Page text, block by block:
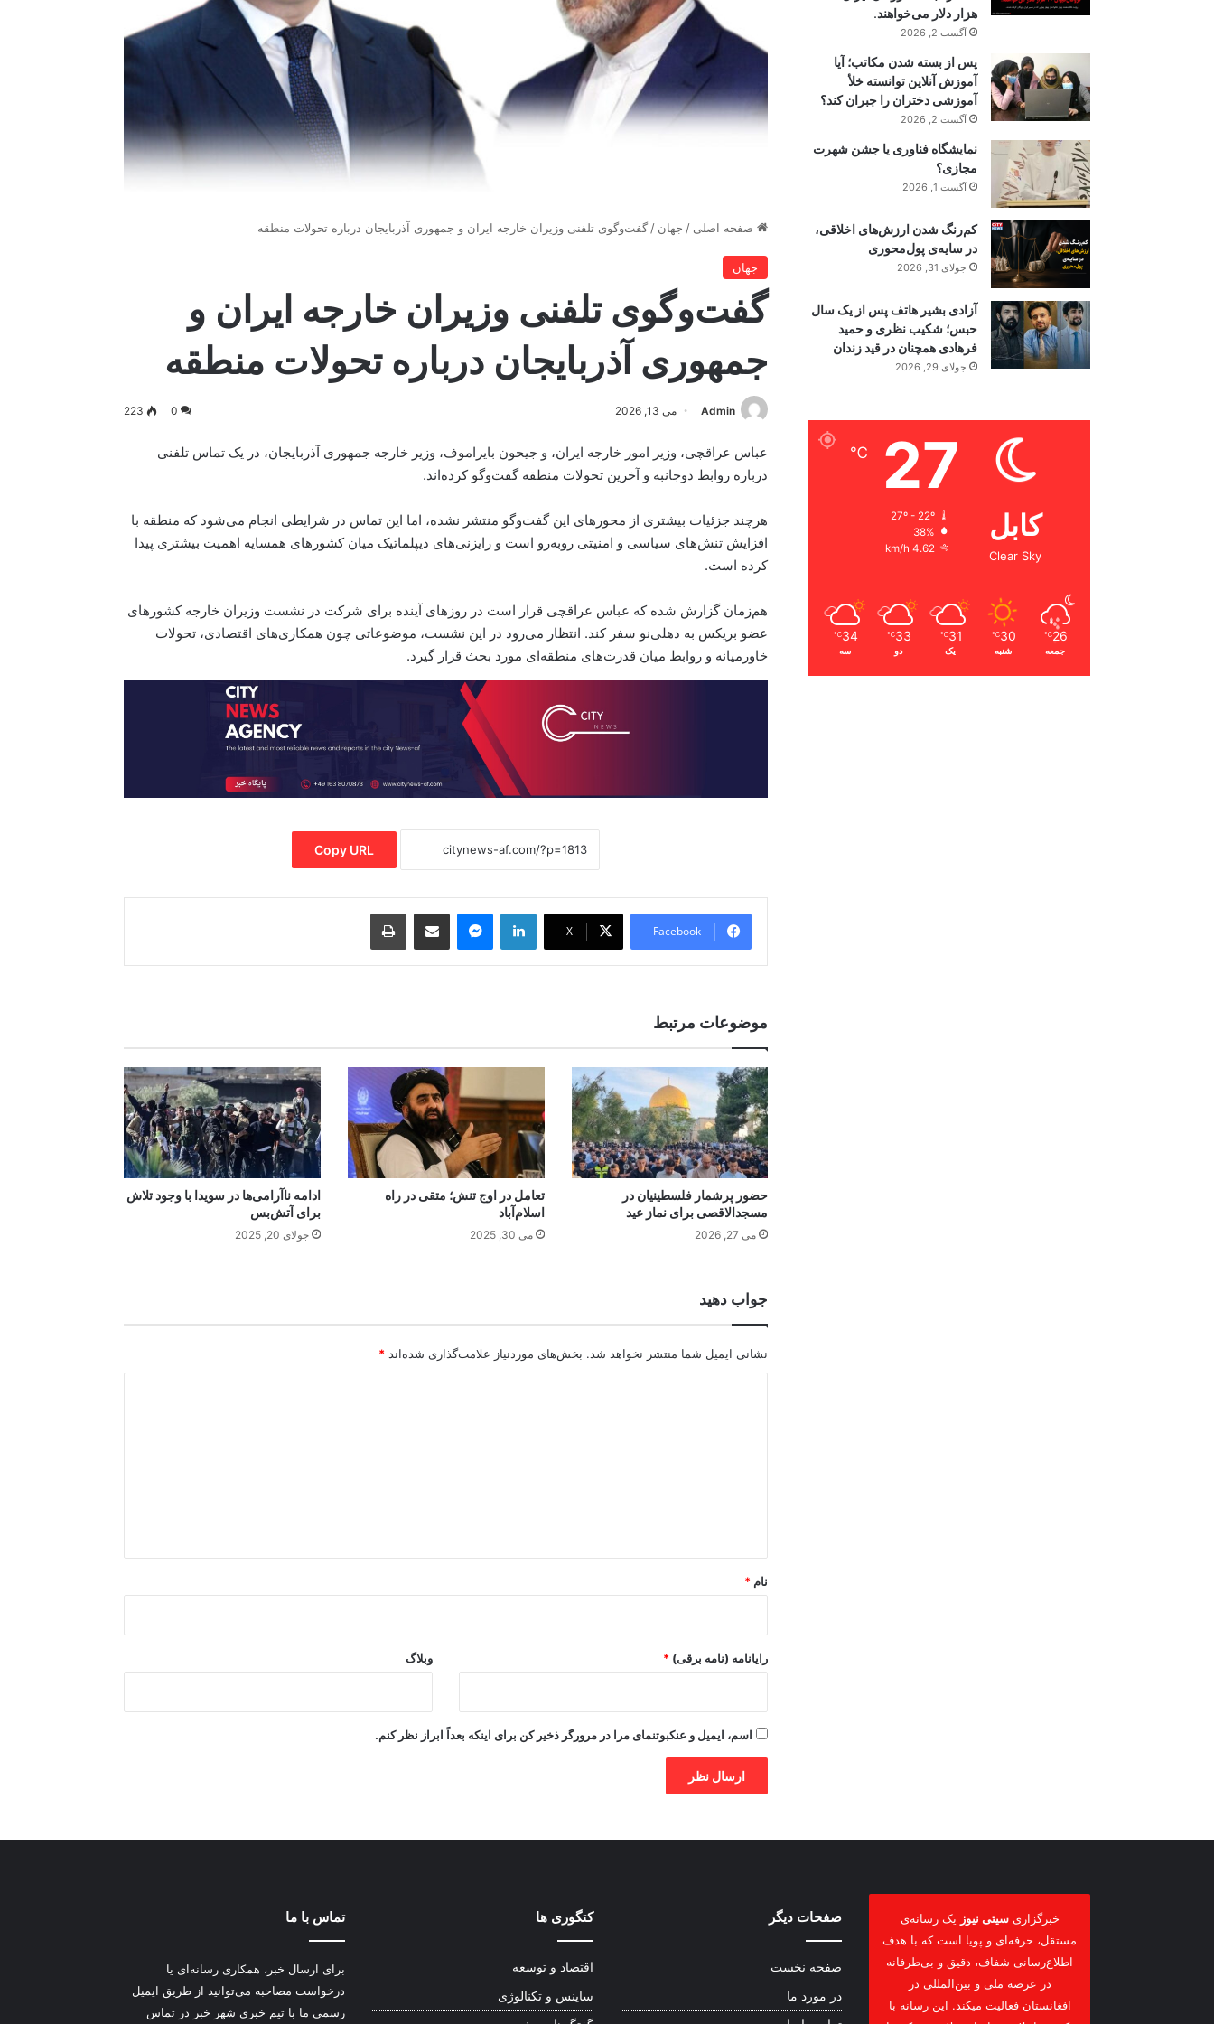
صفحه اصلی / جهان / گفت‌وگوی تلفنی وزیران خارجه ایران و جمهوری آذربایجان درباره تحولات منطقه
جهان
گفت‌وگوی تلفنی وزیران خارجه ایران و
جمهوری آذربایجان درباره تحولات منطقه
Admin می 13, 2026 0
223
عباس عراقچی، وزیر امور خارجه ایران، و جیحون بایراموف، وزیر خارجه جمهوری آذربایجان، در یک تماس تلفنی
درباره روابط دوجانبه و آخرین تحولات منطقه گفت‌وگو کرده‌اند.
هرچند جزئیات بیشتری از محورهای این گفت‌وگو منتشر نشده، اما این تماس در شرایطی انجام می‌شود که منطقه با
افزایش تنش‌های سیاسی و امنیتی روبه‌رو است و رایزنی‌های دیپلماتیک میان کشورهای همسایه اهمیت بیشتری پیدا
کرده است.
هم‌زمان گزارش شده که عباس عراقچی قرار است در روزهای آینده برای شرکت در نشست وزیران خارجه کشورهای
عضو بریکس به دهلی‌نو سفر کند. انتظار می‌رود در این نشست، موضوعاتی چون همکاری‌های اقتصادی، تحولات
خاورمیانه و روابط میان قدرت‌های منطقه‌ای مورد بحث قرار گیرد.
Copy URL
Facebook
X
LinkedIn
Messenger
Share via Email
Print
موضوعات مرتبط
حضور پرشمار فلسطینیان در
مسجدالاقصی برای نماز عید
می 27, 2026
تعامل در اوج تنش؛ متقی در راه
اسلام‌آباد
می 30, 2025
ادامه ناآرامی‌ها در سویدا با وجود تلاش
برای آتش‌بس
جولای 20, 2025
جواب دهید
نشانی ایمیل شما منتشر نخواهد شد. بخش‌های موردنیاز علامت‌گذاری شده‌اند *
نام *
رایانامه (نامه برقی) * وبلاگ
اسم، ایمیل و عنکبوتنمای مرا در مرورگر ذخیر کن برای اینکه بعداً ابراز نظر کنم.
هزار دلار می‌خواهند.
آگست 2, 2026
پس از بسته شدن مکاتب؛ آیا
آموزش آنلاین توانسته خلأ
آموزشی دختران را جبران کند؟
آگست 2, 2026
نمایشگاه فناوری یا جشن شهرت
مجازی؟
آگست 1, 2026
کم‌رنگ شدن ارزش‌های اخلاقی،
در سایه‌ی پول‌محوری
جولای 31, 2026
آزادی بشیر هاتف پس از یک سال
حبس؛ شکیب نظری و حمید
فرهادی همچنان در قید زندان
جولای 29, 2026
کابل
Clear Sky
27
℃
27º - 22º
38%
4.62 km/h
26
℃
جمعه
30
℃
شنبه
31
℃
یک
33
℃
دو
34
℃
سه
خبرگزاریسیتی نیوز یک رسانه‌ی
مستقل، حرفه‌ای و پویا است که با هدف
اطلاع‌رسانی شفاف، دقیق و بی‌طرفانه
در عرصه ملی و بین‌المللی در
افغانستان فعالیت میکند. این رسانه با
صفحات دیگر
صفحه نخست
در مورد ما
کتگوری ها
اقتصاد و توسعه
ساینس و تکنالوژی
تماس با ما
برای ارسال خبر، همکاری رسانه‌ای یا
درخواست مصاحبه می‌توانید از طریق ایمیل
رسمی ما با تیم خبری شهر خبر در تماس